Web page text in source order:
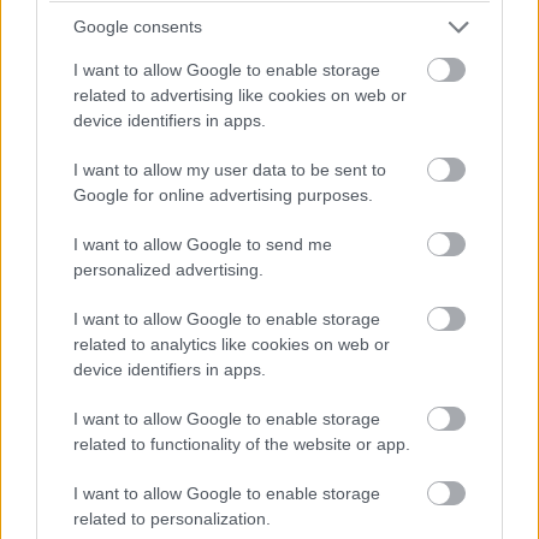
Google consents
I want to allow Google to enable storage
related to advertising like cookies on web or
device identifiers in apps.
I want to allow my user data to be sent to
Google for online advertising purposes.
I want to allow Google to send me
personalized advertising.
I want to allow Google to enable storage
related to analytics like cookies on web or
device identifiers in apps.
I want to allow Google to enable storage
related to functionality of the website or app.
I want to allow Google to enable storage
related to personalization.
rengeteg fejlesztést hoztunk mostanáig, hogy próbáljuk
Valószínűleg nehéz elképzelni, hogy ebben a ritmusban fogjuk
folytatni, mindenesetre meglátjuk, mi a legjobb módja annak,
hogy ledolgozzuk ezt az utolsó három tizedmásodpercet.”